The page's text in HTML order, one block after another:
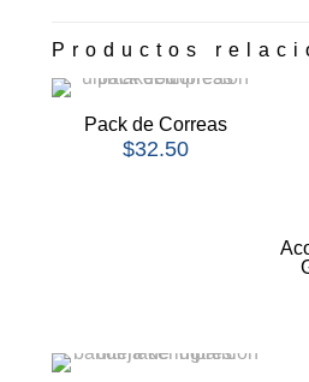
Productos
Pack de Correas
$32.50